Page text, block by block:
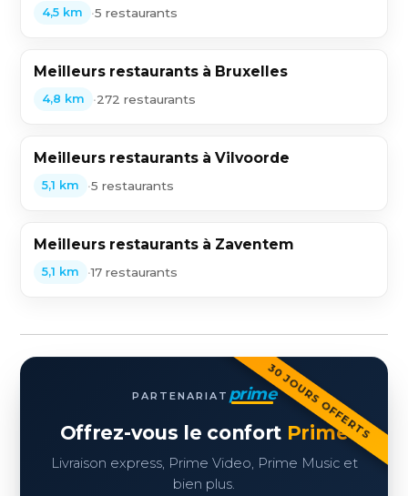
4,5 km •5 restaurants
Meilleurs restaurants à Bruxelles
4,8 km •272 restaurants
Meilleurs restaurants à Vilvoorde
5,1 km •5 restaurants
Meilleurs restaurants à Zaventem
5,1 km •17 restaurants
30 JOURS OFFERTS
PARTENARIAT prime
Offrez-vous le confort Prime
Livraison express, Prime Video, Prime Music et
bien plus.